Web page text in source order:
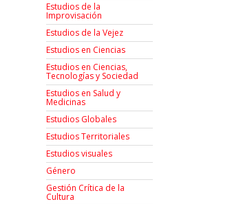
Estudios de la
Improvisación
Estudios de la Vejez
Estudios en Ciencias
Estudios en Ciencias,
Tecnologías y Sociedad
Estudios en Salud y
Medicinas
Estudios Globales
Estudios Territoriales
Estudios visuales
Género
Gestión Crítica de la
Cultura